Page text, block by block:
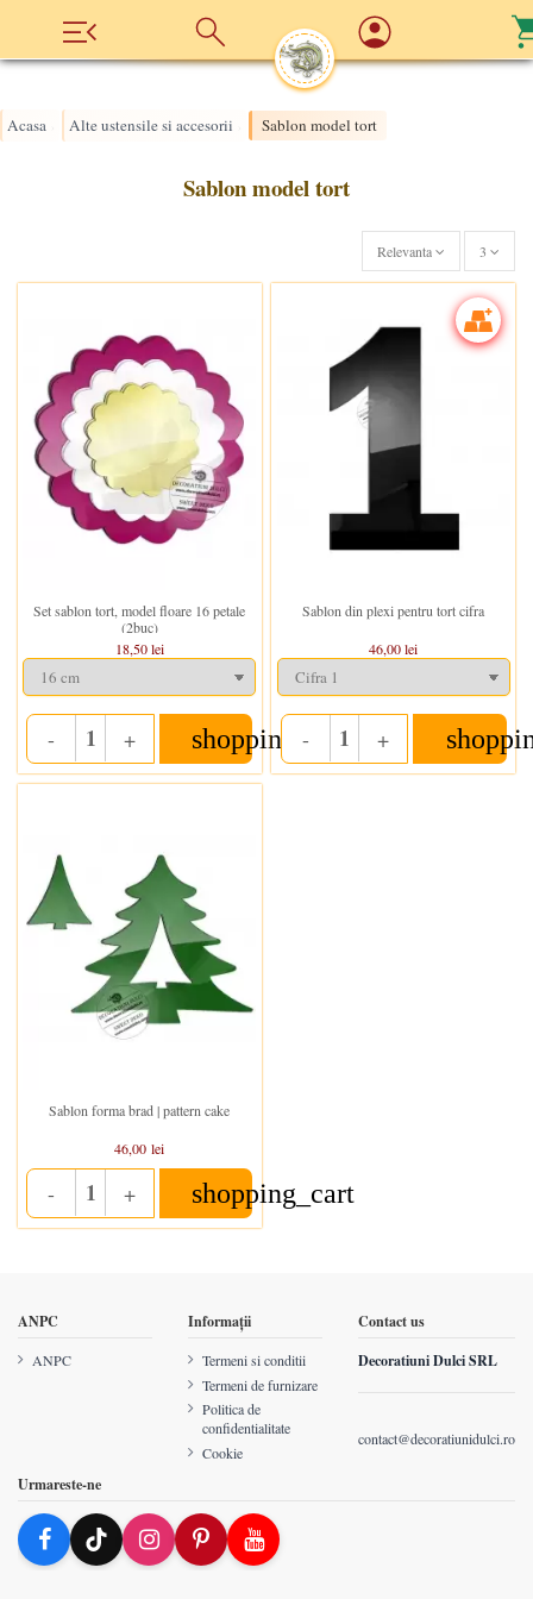
Acasa Alte ustensile si accesorii Sablon model tort
Sablon model tort
Relevanta 3
Set sablon tort, model floare 16 petale
(2buc)
18,50 lei
- Quantity
+ shopping_cart
Sablon din plexi pentru tort cifra
46,00 lei
- Quantity
+
Sablon forma brad | pattern cake
46,00 lei
- Quantity
+ shopping_cart
ANPC
ANPC
Informații
Termeni si conditii
Termeni de furnizare
Politica de
confidentialitate
Cookie
Contact us
Decoratiuni Dulci SRL
contact@decoratiunidulci.ro
Urmareste-ne